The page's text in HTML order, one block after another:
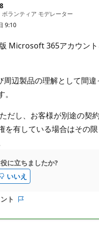
ボランティア モデレーター
9:10
Microsoft 365アカウン
周辺製品の理解として間違
だし、お客様が別途の契
を有している場合はその
に立ちましたか?
いいえ
ト